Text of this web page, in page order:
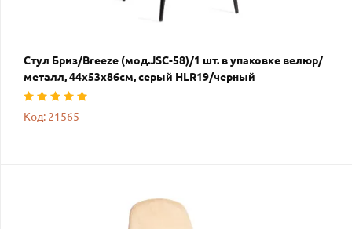
Стул Бриз/Breeze (мод.JSC-58)/1 шт. в упаковке велюр/
металл, 44х53х86см, серый HLR19/черный
Код: 21565